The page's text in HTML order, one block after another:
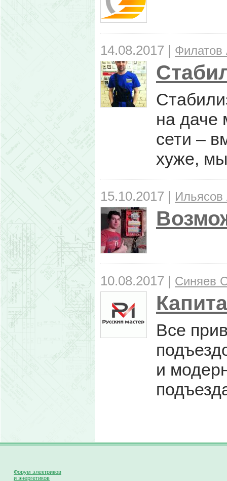
14.08.2017 | Филатов
на даче
сети –
хуже,
15.10.2017 |
10.08.2017 | Синяев
Все
и
Форум электриков
и энергетиков